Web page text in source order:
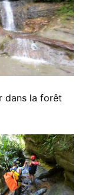
dans la forêt